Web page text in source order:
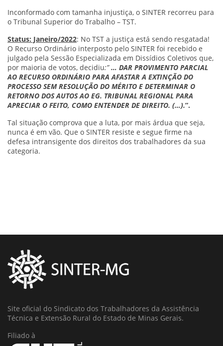
Inconformado com tamanha injustiça, o SINTER recorreu para
o Tribunal Superior do Trabalho – TST.
Status: Janeiro/2022: No TST a justiça está sendo resgatada!
O Recurso Ordinário interposto pelo SINTER foi recebido e
julgado pela Sessão Especializada em Dissídios Coletivos que,
por maioria de votos, decidiu:”… DAR PROVIMENTO PARCIAL
AO RECURSO ORDINÁRIO PARA AFASTAR A EXTINÇÃO DO
PROCESSO SEM RESOLUÇÃO DO MÉRITO E DETERMINAR O
RETORNO DOS AUTOS AO EG. TRIBUNAL REGIONAL PARA
APRECIAR O FEITO, COMO ENTENDER DE DIREITO. (…).”.
Tal situação comprova que a luta, por mais árdua que seja,
nunca é em vão. Que o SINTER resiste e segue firme na
defesa intransigente dos direitos dos trabalhadores da sua
categoria.
Site oficial do Sindicato dos Trabalhadores da Assistência
Técnica e Extensão Rural do Estado de Minas Gerais.
Filiado à